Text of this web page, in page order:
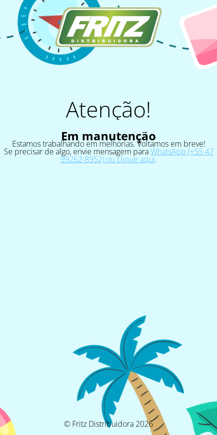
Atenção!
Em manutenção
Estamos trabalhando em melhorias. Voltamos em breve!
Se precisar de algo, envie mensagem paraWhatsApp (+55 47
99262-8952) ou clique aqui.
© Fritz Distribuidora 2026